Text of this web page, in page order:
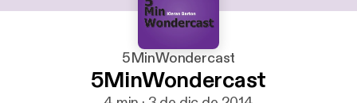
5MinWondercast
5MinWondercast